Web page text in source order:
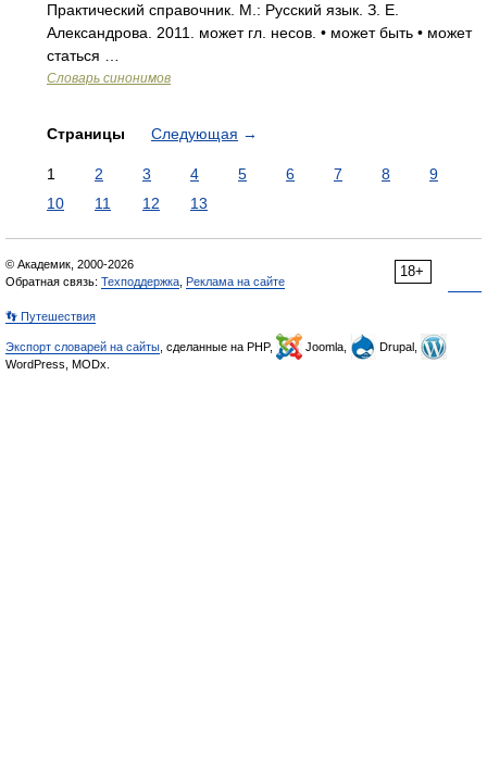
Практический справочник. М.: Русский язык. З. Е.
Александрова. 2011. может гл. несов. • может быть • может
статься …
Словарь синонимов
Страницы Следующая →
1 2 3 4 5 6 7 8
9
10
11 12 13
18+
© Академик, 2000-2026
Обратная связь: Техподдержка Реклама на сайте
👣 Путешествия
Экспорт словарей на сайты , сделанные на PHP, Joomla,
Drupal,
WordPress, MODx.